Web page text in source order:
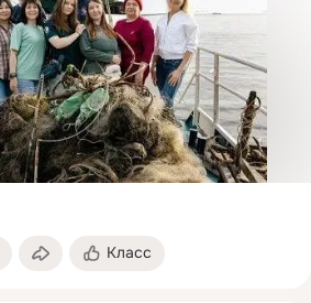
Класс